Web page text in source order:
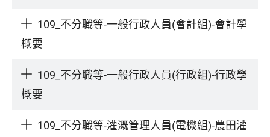
109_不分職等-一般行政人員(會計組)-會計學
概要
109_不分職等-一般行政人員(行政組)-行政學
概要
109_不分職等-灌溉管理人員(電機組)-農田灌